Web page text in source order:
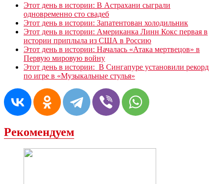
Этот день в истории: В Астрахани сыграли
одновременно сто свадеб
Этот день в истории: Запатентован холодильник
Этот день в истории: Американка Линн Кокс первая в
истории приплыла из США в Россию
Этот день в истории: Началась «Атака мертвецов» в
Первую мировую войну
Этот день в истории: В Сингапуре установили рекорд
по игре в «Музыкальные стулья»
Рекомендуем